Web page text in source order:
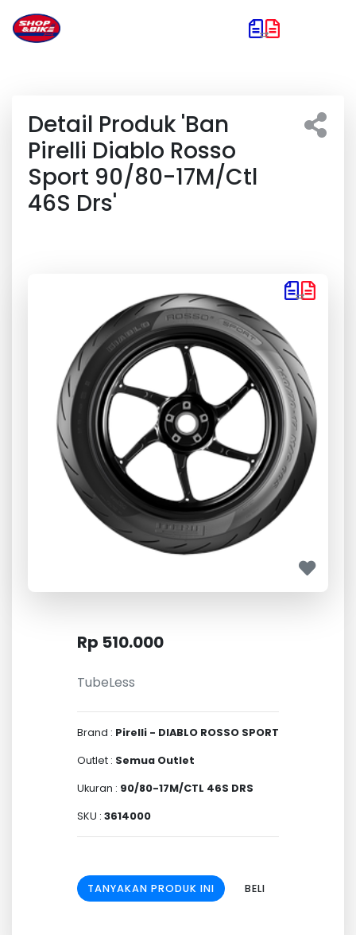
Detail Produk 'Ban
Pirelli Diablo Rosso
Sport 90/80-17M/Ctl
46S Drs'
Rp 510.000
TubeLess
Brand : Pirelli - DIABLO ROSSO SPORT
Outlet : Semua Outlet
Ukuran : 90/80-17M/CTL 46S DRS
SKU : 3614000
TANYAKAN PRODUK INI BELI